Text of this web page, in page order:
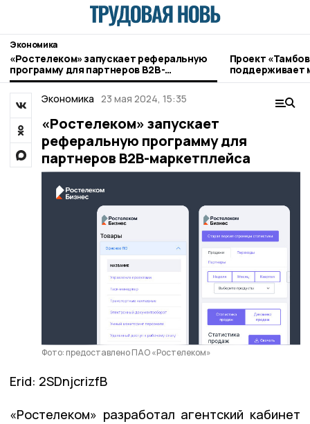
Экономика
«Ростелеком» запускает реферальную
программу для партнеров B2B-
маркетплейса
Проект
поддерживает
Экономика 23 мая 2024, 15:35
«Ростелеком» запускает
реферальную программу для
партнеров B2B-маркетплейса
Фото: предоставлено ПАО «Ростелеком»
Erid: 2SDnjcrizfB
«Ростелеком» разработал агентский кабинет